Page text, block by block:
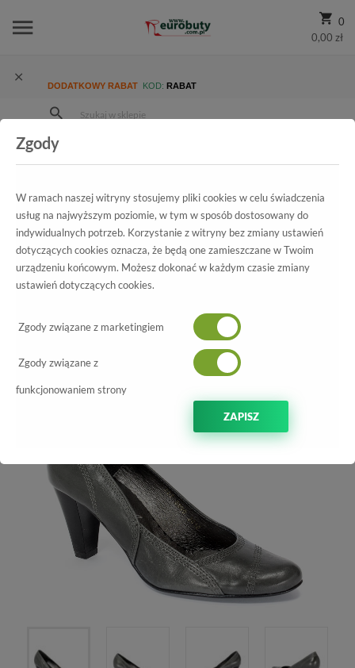
0
0,00 zł
DODATKOWY RABAT KOD: RABAT
Promocja
Czółenka Klimpol 352/214 Szare.Prz
Wszystkie produkty
Czółenka Klimpol
352/214 Szare.Prz
Zgody
W ramach naszej witryny stosujemy pliki cookies w celu świadczenia
usług na najwyższym poziomie, w tym w sposób dostosowany do
indywidualnych potrzeb. Korzystanie z witryny bez zmiany ustawień
dotyczących cookies oznacza, że będą one zamieszczane w Twoim
urządzeniu końcowym. Możesz dokonać w każdym czasie zmiany
ustawień dotyczących cookies.
Zgody związane z marketingiem
Zgody związane z
funkcjonowaniem strony
ZAPISZ